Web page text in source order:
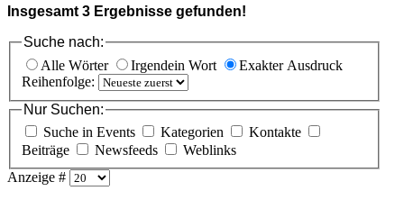
Insgesamt 3 Ergebnisse gefunden!
Suche nach:
Alle Wörter
Irgendein Wort
Exakter Ausdruck
Reihenfolge:
Nur Suchen:
Suche in Events
Kategorien
Kontakte
Beiträge
Newsfeeds
Weblinks
Anzeige #